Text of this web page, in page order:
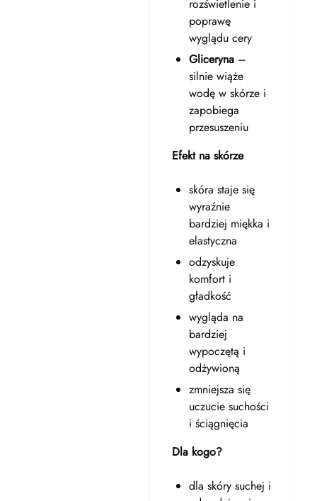
rozświetlenie i
poprawę
wyglądu cery
Gliceryna–
silnie wiąże
wodę w skórze i
zapobiega
przesuszeniu
Efekt na skórze
skóra staje się
wyraźnie
bardziej miękka i
elastyczna
odzyskuje
komfort i
gładkość
wygląda na
bardziej
wypoczętą i
odżywioną
zmniejsza się
uczucie suchości
i ściągnięcia
Dla kogo?
dla skóry suchej i